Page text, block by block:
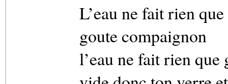
L’eau ne fait rien
goute compaignon
l’eau ne fait rien que